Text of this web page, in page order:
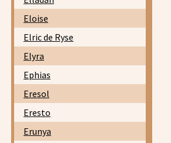
Eloise
Elric de Ryse
Elyra
Ephias
Eresol
Eresto
Erunya